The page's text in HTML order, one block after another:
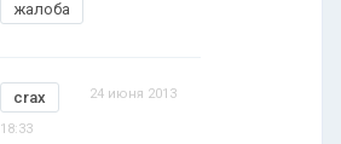
жалоба
crax 24 июня 2013
18:33